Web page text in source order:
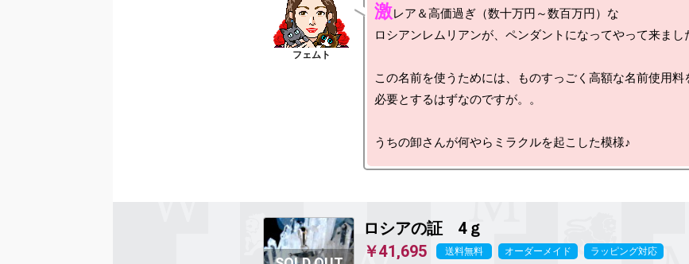
激レア＆高価過ぎ（数十万円～数百万円）な
ロシアンレムリアンが、ペンダントになってやって来ま
この名前を使うためには、ものすっごく高額な名前使用料
必要とするはずなのですが。。
ロシアの証 4ｇ
￥41,695
送料無料 オーダーメイド ラッピング対応